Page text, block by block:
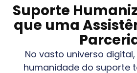
Suporte
que uma
No vasto universo
humanidade do suporte